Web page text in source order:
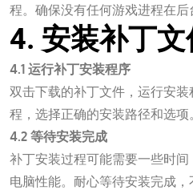
程。确保没有任何游戏进程在后
4. 安装补丁文
4.1 运行补丁安装程序
双击下载的补丁文件，运行安
程，选择正确的安装路径和选项。
4.2 等待安装完成
补丁安装过程可能需要一些时
电脑性能。耐心等待安装完成，